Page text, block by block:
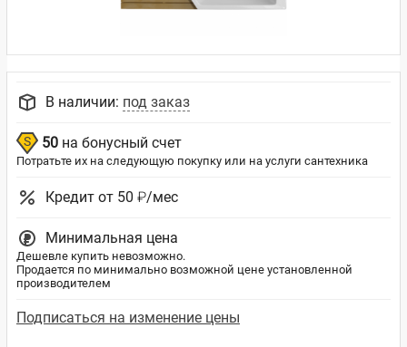
В наличии: под заказ
50 на бонусный счет
Потратьте их на следующую покупку или на услуги сантехника
Кредит от 50 ₽/мес
Минимальная цена
Дешевле купить невозможно.
Продается по минимально возможной цене установленной
производителем
Подписаться на изменение цены